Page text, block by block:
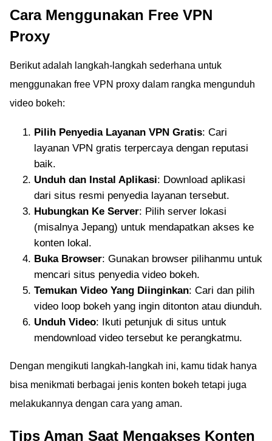
Cara Menggunakan Free VPN
Proxy
Berikut adalah langkah-langkah sederhana untuk
menggunakan free VPN proxy dalam rangka mengunduh
video bokeh:
Pilih Penyedia Layanan VPN Gratis: Cari
layanan VPN gratis terpercaya dengan reputasi
baik.
Unduh dan Instal Aplikasi: Download aplikasi
dari situs resmi penyedia layanan tersebut.
Hubungkan Ke Server: Pilih server lokasi
(misalnya Jepang) untuk mendapatkan akses ke
konten lokal.
Buka Browser: Gunakan browser pilihanmu untuk
mencari situs penyedia video bokeh.
Temukan Video Yang Diinginkan: Cari dan pilih
video loop bokeh yang ingin ditonton atau diunduh.
Unduh Video: Ikuti petunjuk di situs untuk
mendownload video tersebut ke perangkatmu.
Dengan mengikuti langkah-langkah ini, kamu tidak hanya
bisa menikmati berbagai jenis konten bokeh tetapi juga
melakukannya dengan cara yang aman.
Tips Aman Saat Mengakses Konten